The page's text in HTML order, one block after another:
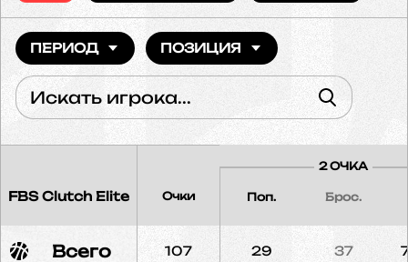
ПЕРИОД ПОЗИЦИЯ
FBS Clutch Elite Очки
2 ОЧКА
Поп. Брос.
Всего 107 29 37